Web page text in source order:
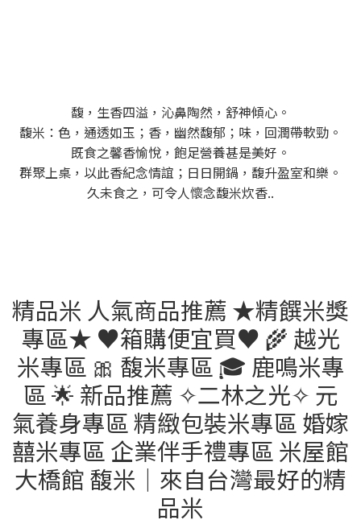
馥，生香四溢，沁鼻陶然，舒神傾心。
馥米：色，通透如玉；香，幽然馥郁；味，回潤帶軟勁。
既食之馨香愉悅，飽足營養甚是美好。
群聚上桌，以此香紀念情誼；日日開鍋，馥升盈室和樂。
久未食之，可令人懷念馥米炊香..
精品米 人氣商品推薦 ★精饌米獎
專區★ ♥︎箱購便宜買♥︎ 🌾 越光
米專區 🎀 馥米專區 🎓 鹿鳴米專
區 🌟 新品推薦 ✧二林之光✧ 元
氣養身專區 精緻包裝米專區 婚嫁
囍米專區 企業伴手禮專區 米屋館
大橋館 馥米｜來自台灣最好的精
品米